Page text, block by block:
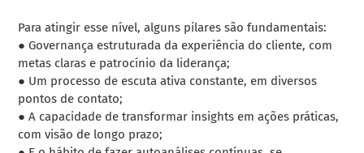
Para atingir esse nível, alguns pilares são fundamentais:
● Governança estruturada da experiência do cliente, com
metas claras e patrocínio da liderança;
● Um processo de escuta ativa constante, em diversos
pontos de contato;
● A capacidade de transformar insights em ações práticas,
com visão de longo prazo;